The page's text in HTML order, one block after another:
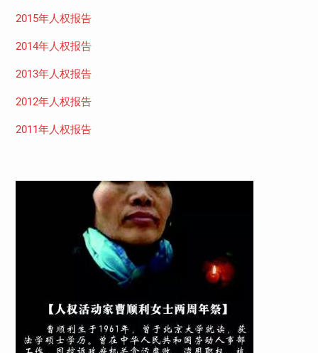
2015年人权报告
2014年人权报告
2013年人权报告
2012年人权报告
2011年人权报告